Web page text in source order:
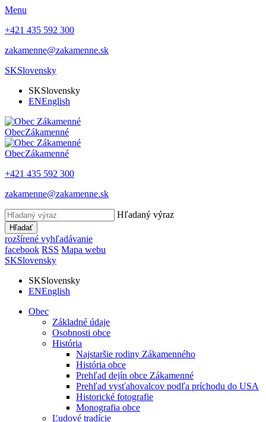
Menu
+421 435 592 300
zakamenne@zakamenne.sk
SKSlovensky
SKSlovensky
ENEnglish
ObecZákamenné
ObecZákamenné
+421 435 592 300
zakamenne@zakamenne.sk
Hľadaný výraz
Hľadať
rozšírené vyhľadávanie
facebook RSS Mapa webu
SKSlovensky
SKSlovensky
ENEnglish
Obec
Základné údaje
Osobnosti obce
História
Najstaršie rodiny Zákamenného
História obce
Prehľad dejín obce Zákamenné
Prehľad vysťahovalcov podľa príchodu do USA
Historické fotografie
Monografia obce
Ľudové tradície